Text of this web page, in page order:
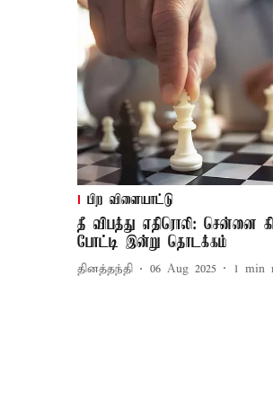
பிற விளையாட்டு
தீ விபத்து எதிரொலி: சென்னை
போட்டி இன்று தொடக்கம்
தினத்தந்தி 06 Aug 2025 1 min